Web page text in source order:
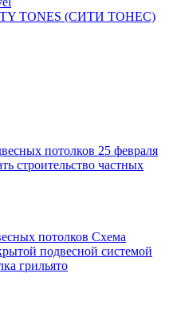
TONES (CИТИ ТОНЕС)
потолков 25 февраля
строительство частных
потолков Схема
подвесной системой
грильято